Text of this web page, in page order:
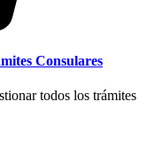
Consulares
todos los trámites